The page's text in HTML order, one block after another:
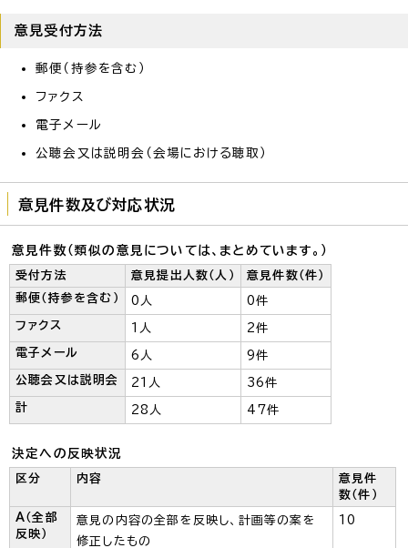
意見受付方法
郵便（持参を含む）
ファクス
電子メール
公聴会又は説明会（会場における聴取）
意見件数及び対応状況
意見件数（類似の意見については、まとめています。）
受付方法 意見提出人数（人）
意見件数（件）
郵便（持参を含む）
0人 0件
ファクス 1人 2件
電子メール 6人 9件
公聴会又は説明会 21人 36件
計 28人 47件
決定への反映状況
区分 内容
意見件
数（件）
A（全部
反映）
意見の内容の全部を反映し、計画等の案を
修正したもの
10